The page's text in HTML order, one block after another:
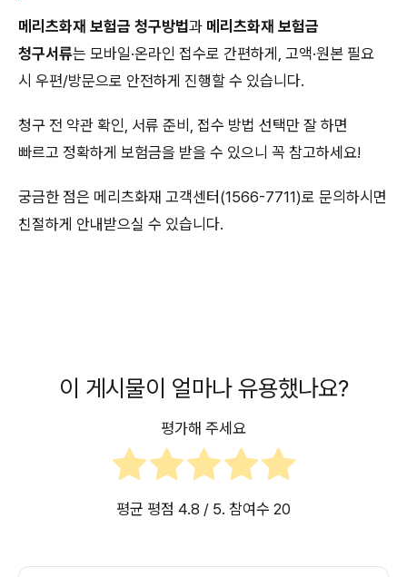
메리츠화재 보험금 청구방법과 메리츠화재 보험금
청구서류는 모바일·온라인 접수로 간편하게, 고액·원본 필요
시 우편/방문으로 안전하게 진행할 수 있습니다.
청구 전 약관 확인, 서류 준비, 접수 방법 선택만 잘 하면
빠르고 정확하게 보험금을 받을 수 있으니 꼭 참고하세요!
궁금한 점은 메리츠화재 고객센터(1566-7711)로 문의하시면
친절하게 안내받으실 수 있습니다.
이 게시물이 얼마나 유용했나요?
평가해 주세요
평균 평점 4.8 / 5. 참여수 20